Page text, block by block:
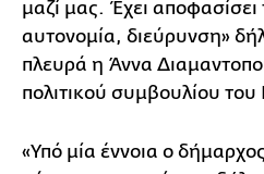
μαζί μας. Έχει
αυτονομία, διεύρυνση»
πλευρά η Άννα
πολιτικού συμβουλίου
«Υπό μία έννοια ο